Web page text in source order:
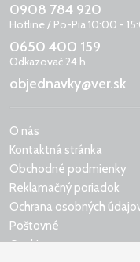
0908 784 920
Hotline / Po-Pia 10:00 -
0650 400 159
Odkazovač 24 h
objednavky@ver.sk
O nás
Kontaktná stránka
Obchodné podmienky
Reklamačný poriadok
Ochrana osobných
Poštovné
Cookies